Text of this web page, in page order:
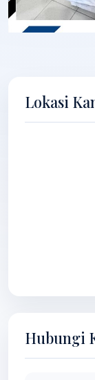
Lokasi
Hubungi